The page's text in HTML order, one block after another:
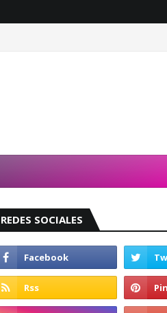
REDES SOCIALES